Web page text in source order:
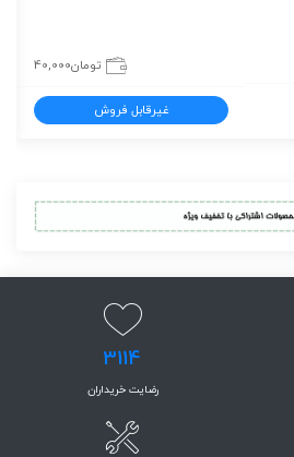
تومان40,000
غیرقابل فروش
3114
رضایت خریداران